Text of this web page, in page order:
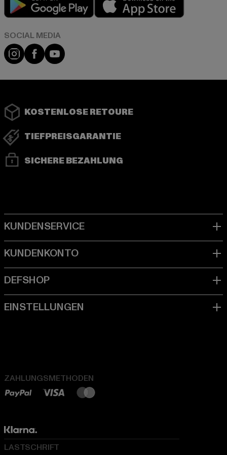
Instagram
FacebookYouTube
KOSTENLOSE RETOURE
TIEFPREISGARANTIE
SICHERE BEZAHLUNG
ZAHLUNGSMETHODEN
LASTSCHRIFT